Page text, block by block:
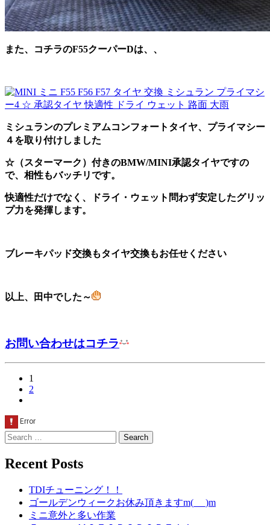
また、コチラのF55クーパーDは、、
ミシュランのプレミアムコンフォートタイヤ、プライマシー
４を取り付けしました
☆（スターマーク）付きのBMW/MINI承認タイヤですの
で、相性もバッチリです。
快適性だけでなく、ドライ・ウェット問わず安定したグリッ
プ力を発揮します。
ブレーキパッド交換もタイヤ交換もお任せください
以上、田中でした～
お問い合わせはコチラ
paging-
navigation
1
2
Search
for:
Recent Posts
TDIチューニング！！
ゴールデンウィークお休み頂きますm(_ _)m
ミニ意外と多い作業